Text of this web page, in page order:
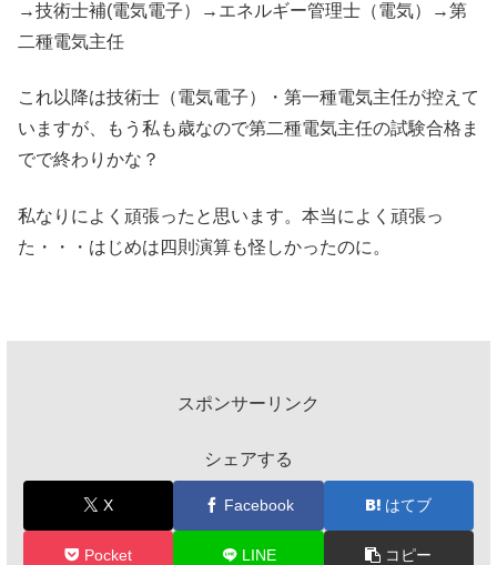
→技術士補(電気電子）→エネルギー管理士（電気）→第
二種電気主任
これ以降は技術士（電気電子）・第一種電気主任が控えて
いますが、もう私も歳なので第二種電気主任の試験合格ま
でで終わりかな？
私なりによく頑張ったと思います。本当によく頑張っ
た・・・はじめは四則演算も怪しかったのに。
スポンサーリンク
シェアする
X Facebook はてブ
Pocket LINE コピー